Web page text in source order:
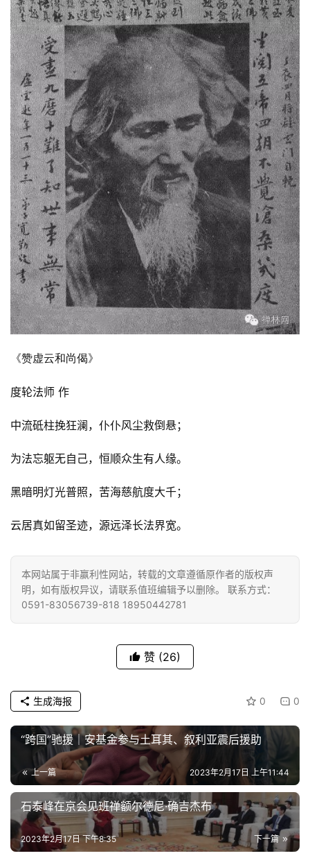
《赞虚云和尚偈》
度轮法师 作
中流砥柱挽狂澜，仆仆风尘救倒悬；
为法忘躯无自己，恒顺众生有人缘。
黑暗明灯光普照，苦海慈航度大千；
云居真如留圣迹，源远泽长法界宽。
本网站属于非赢利性网站，转载的文章遵循原作者的版权声
明，如有版权异议，请联系值班编辑予以删除。 联系方式：
0591-83056739-818 18950442781
赞 (26)
0 0
生成海报
“跨国”驰援｜安基金参与土耳其、叙利亚震后援助
上一篇 2023年2月17日 上午11:44
石泰峰在京会见班禅额尔德尼·确吉杰布
下一篇
2023年2月17日 下午8:35